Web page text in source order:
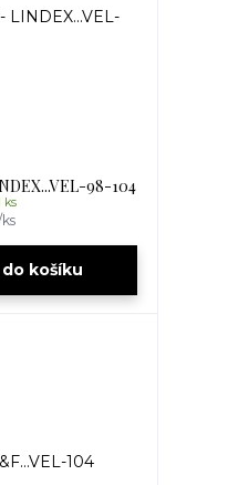
98-104
ks
ks
košíku